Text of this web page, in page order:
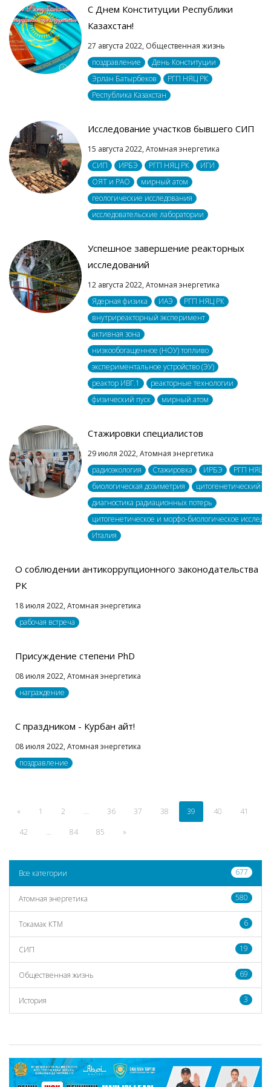
С Днем Конституции Республики
Казахстан!
27 августа 2022, Общественная жизнь
поздравление
День Конституции
Эрлан Батырбеков
РГП НЯЦ РК
Республика Казахстан
Исследование участков бывшего СИП
15 августа 2022, Атомная энергетика
СИП
ИРБЭ РГП НЯЦ РК
ИГИ
ОЯТ и РАО
мирный атом
геологические исследования
исследовательские лаборатории
Успешное завершение реакторных
исследований
12 августа 2022, Атомная энергетика
Ядерная физика
ИАЭ
РГП НЯЦ РК
внутриреакторный эксперимент
активная зона
низкообогащенное (НОУ) топливо
экспериментальное устройство (ЭУ)
реактор ИВГ.1
реакторные технологии
физический пуск
мирный атом
Стажировки специалистов
29 июля 2022, Атомная энергетика
радиоэкология
Стажировка ИРБЭ
РГП НЯЦ
биологическая дозиметрия
цитогенетический
диагностика радиационных потерь
цитогенетическое и морфо-биологическое
Италия
О соблюдении антикоррупционного законодательства
РК
18 июля 2022, Атомная энергетика
рабочая встреча
Присуждение степени PhD
08 июля 2022, Атомная энергетика
награждение
С праздником - Курбан айт!
08 июля 2022, Атомная энергетика
поздравление
« 1 2 ... 36 37 38 39 40
41
42
... 84 85 »
Все категории 677
Атомная энергетика 580
Токамак КТМ 6
СИП 19
Общественная жизнь 69
История 3